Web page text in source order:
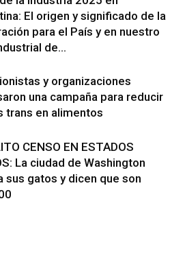
El origen y significado de la
para el País y en nuestro
de...
y organizaciones
una campaña para reducir
trans en alimentos
CENSO EN ESTADOS
La ciudad de Washington
sus gatos y dicen que son